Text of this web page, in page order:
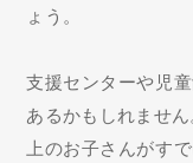
ょう。
支援センターや児
あるかもしれません
上のお子さんがす